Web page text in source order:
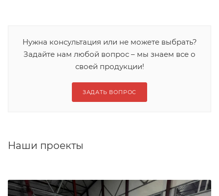
Нужна консультация или не можете выбрать?
Задайте нам любой вопрос – мы знаем все о
своей продукции!
ЗАДАТЬ ВОПРОС
Наши проекты